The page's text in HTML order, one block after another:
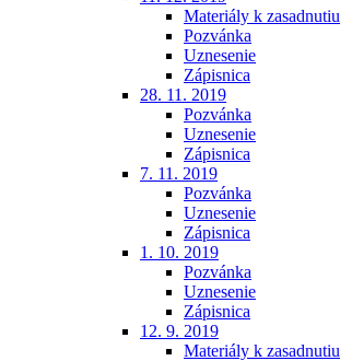
Materiály k zasadnutiu
Pozvánka
Uznesenie
Zápisnica
28. 11. 2019
Pozvánka
Uznesenie
Zápisnica
7. 11. 2019
Pozvánka
Uznesenie
Zápisnica
1. 10. 2019
Pozvánka
Uznesenie
Zápisnica
12. 9. 2019
Materiály k zasadnutiu